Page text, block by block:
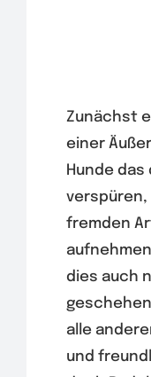
Zunächst
einer
Hunde
verspüren,
fremden
dies auch
alle
und